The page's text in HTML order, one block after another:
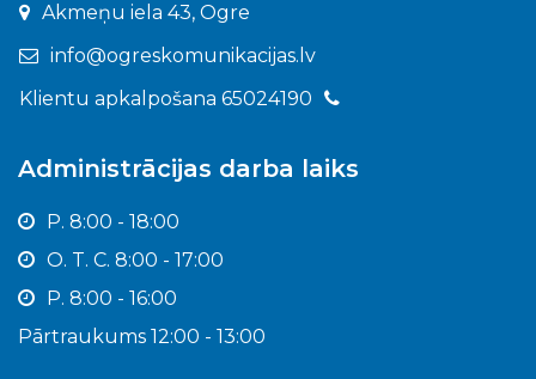
Akmeņu iela 43, Ogre
info@ogreskomunikacijas.lv
Klientu apkalpošana 65024190
Administrācijas darba laiks
P. 8:00 - 18:00
O. T. C. 8:00 - 17:00
P. 8:00 - 16:00
Pārtraukums 12:00 - 13:00